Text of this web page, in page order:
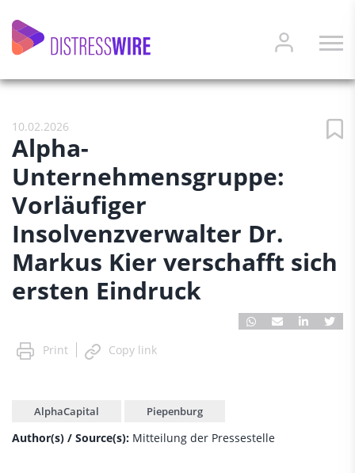
10.02.2026
Alpha-
Unternehmensgruppe:
Vorläufiger
Insolvenzverwalter Dr.
Markus Kier verschafft sich
ersten Eindruck
Print Copy link
AlphaCapital Piepenburg
Author(s) / Source(s): Mitteilung der Pressestelle